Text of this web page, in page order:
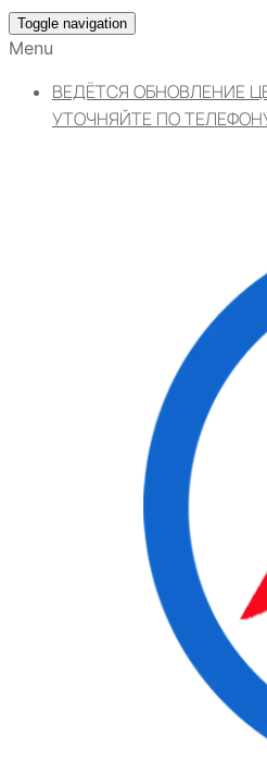
Toggle navigation
Menu
ВЕДЁТСЯ ОБНОВЛЕНИЕ
УТОЧНЯЙТЕ ПО